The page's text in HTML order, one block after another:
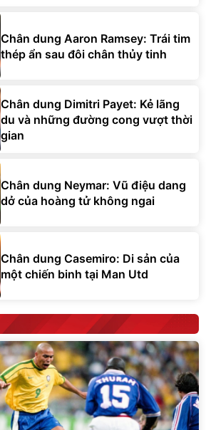
Chân dung Aaron Ramsey: Trái tim
thép ẩn sau đôi chân thủy tinh
Chân dung Dimitri Payet: Kẻ lãng
du và những đường cong vượt thời
gian
Chân dung Neymar: Vũ điệu dang
dở của hoàng tử không ngai
Chân dung Casemiro: Di sản của
một chiến binh tại Man Utd